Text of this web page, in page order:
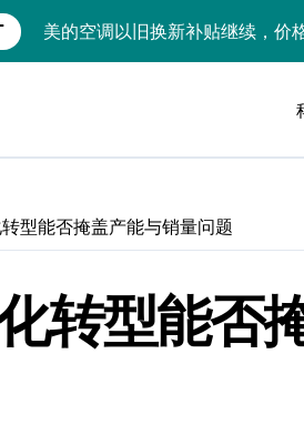
美的空调以旧换新补贴继续，价
黄金瞬间冲破4200，白银狂飙
特斯拉中国卖第五，丰田一季
Xbox七月大崩盘：裁员3200、
《我的世界》登陆Switch 2：画
谷歌DeepMind创始人辞去CEO
型能否掩盖产能与销量问题
转型能否